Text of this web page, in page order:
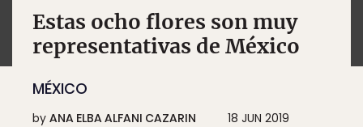
Estas ocho flores son muy
representativas de México
MÉXICO
by ANA ELBA ALFANI CAZARIN 18 JUN 2019